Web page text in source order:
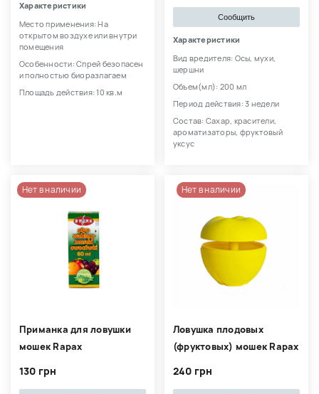
Характеристики
Место применения: На
открытом воздухе или внутри
помещения
Особенности: Спрей безопасен
и полностью биоразлагаем
Площадь действия: 10 кв.м
Сообщить
Характеристики
Вид вредителя: Осы, мухи,
шершни
Объем(мл): 200 мл
Период действия: 3 недели
Состав: Сахар, красители,
ароматизаторы, фруктовый
уксус
Нет в наличии
Приманка для ловушки
мошек Rapax
130 грн
Нет в наличии
Ловушка плодовых
(фруктовых) мошек Rapax
240 грн